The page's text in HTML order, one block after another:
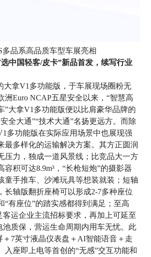
多品系高品质车型车展亮相
中国轻客/皮卡”新品首发，续写行业
大拿V1多功能版，于车展现场圈粉无
洲Euro NCAP五星安全以来，“智慧高
”大拿V1多功能版便以比肩豪华品牌的
全大通”“技术大通”名扬更远方。而除
多功能版在实际应用场景中也展现强
最多样化的运输解决方案。其方正圆润
压力，独成一道风景线；比竞品大一方
容积可达8.9m³，“长枪短炮”的摄影器
童手推车、沙滩玩具等想装就装；短轴
长轴版翻折座椅可以形成2-7多种座位
“有座位”的踏实感都得到满足；至高
客运企业主流招标要求，再加上可延至
池质保，营运生命周期内用车无忧。此
＋7英寸液晶仪表盘＋AI智能语音＋走
入座即上电等首创的“无感”交互功能和